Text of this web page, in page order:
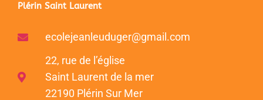
Plérin Saint Laurent
ecolejeanleuduger@gmail.com
22, rue de l’église
Saint Laurent de la mer
22190 Plérin Sur Mer